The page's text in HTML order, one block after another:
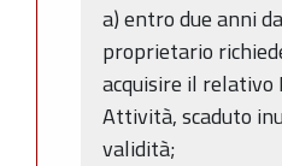
a) entro due anni
proprietario
acquisire il relativo
Attività, scaduto
validità;